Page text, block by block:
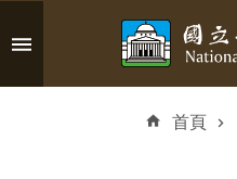
跳到主要內容區塊
首頁